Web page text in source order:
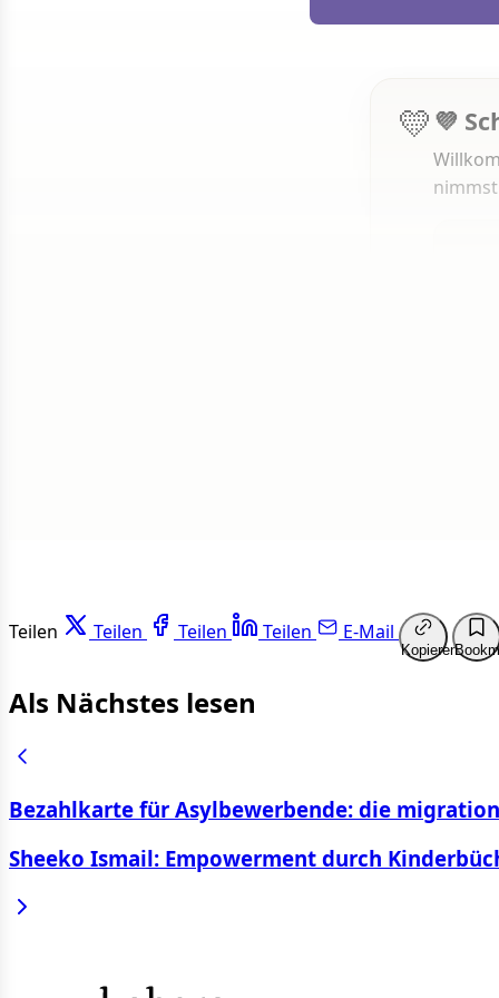
💛 💜
Teilen Teilen Teilen Teilen E-Mail
Kopieren
Als Nächstes lesen
Bezahlkarte für Asylbewerbende: die
Sheeko Ismail: Empowerment durch